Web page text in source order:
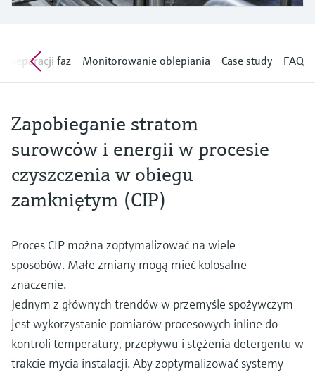
(instrukcje obsługi, karty katalogowe, nowych
wersji i części zamienne) poprzez
wprowadzenie numeru seryjnego
Po wprowadzeniu kodu przyrządu, kodu
zamówieniowego lub numerze seryjnym
znajdziesz odpowiednią część zamienną oraz
uzyskasz dostęp do szczegółowych danych,
rysunków i instrukcji montażowych, co ułatwi
dokonanie szybkiej wymiany lub naprawy.
Pomiar poziomu za pomocą
Kup wszystko
measurement
Kup wszystko
wspierającej podejmowanie decyzji
separacji faz Monitorowanie oblepiania Case study FAQ
Zapobieganie stratom
surowców i energii w procesie
czyszczenia w obiegu
zamkniętym (CIP)
Proces CIP można zoptymalizować na wiele
sposobów. Małe zmiany mogą mieć kolosalne
znaczenie.
Jednym z głównych trendów w przemyśle spożywczym
jest wykorzystanie pomiarów procesowych inline do
kontroli temperatury, przepływu i stężenia detergentu w
trakcie mycia instalacji. Aby zoptymalizować systemy